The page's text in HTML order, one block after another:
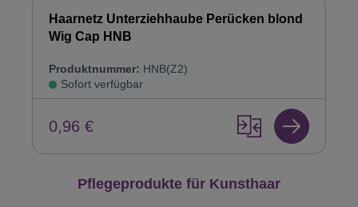
Haarnetz Unterziehhaube Perücken blond
Wig Cap HNB
Produktnummer: HNB(Z2)
Sofort verfügbar
0,96 €
Produktgalerie überspringen
Pflegeprodukte für Kunsthaar